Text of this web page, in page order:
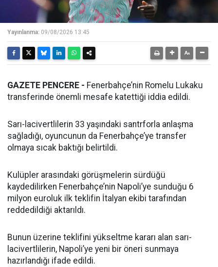
Yayınlanma: 09/08/2026 13:45
GAZETE PENCERE - Fenerbahçe’nin Romelu Lukaku
transferinde önemli mesafe katettiği iddia edildi.
Sarı-lacivertlilerin 33 yaşındaki santrforla anlaşma
sağladığı, oyuncunun da Fenerbahçe’ye transfer
olmaya sıcak baktığı belirtildi.
Kulüpler arasındaki görüşmelerin sürdüğü
kaydedilirken Fenerbahçe’nin Napoli’ye sunduğu 6
milyon euroluk ilk teklifin İtalyan ekibi tarafından
reddedildiği aktarıldı.
Bunun üzerine teklifini yükseltme kararı alan sarı-
lacivertlilerin, Napoli’ye yeni bir öneri sunmaya
hazırlandığı ifade edildi.